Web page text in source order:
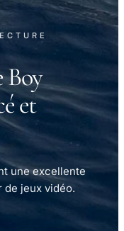
Boy
et
une excellente
de jeux vidéo.